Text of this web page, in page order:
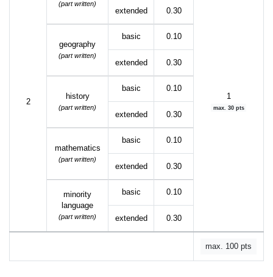
2
(part written)
1
max. 30 pts
extended 0.30
geography
(part written)
basic 0.10
extended 0.30
history
(part written)
basic 0.10
extended 0.30
mathematics
(part written)
basic 0.10
extended 0.30
minority
language
(part written)
basic 0.10
extended 0.30
max. 100 pts